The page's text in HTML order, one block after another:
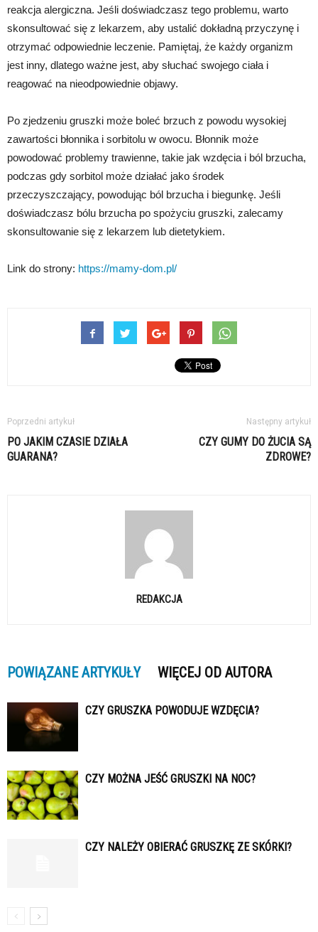
reakcja alergiczna. Jeśli doświadczasz tego problemu, warto
skonsultować się z lekarzem, aby ustalić dokładną przyczynę i
otrzymać odpowiednie leczenie. Pamiętaj, że każdy organizm
jest inny, dlatego ważne jest, aby słuchać swojego ciała i
reagować na nieodpowiednie objawy.
Po zjedzeniu gruszki może boleć brzuch z powodu wysokiej
zawartości błonnika i sorbitolu w owocu. Błonnik może
powodować problemy trawienne, takie jak wzdęcia i ból brzucha,
podczas gdy sorbitol może działać jako środek
przeczyszczający, powodując ból brzucha i biegunkę. Jeśli
doświadczasz bólu brzucha po spożyciu gruszki, zalecamy
skonsultowanie się z lekarzem lub dietetykiem.
Link do strony: https://mamy-dom.pl/
Poprzedni artykuł
PO JAKIM CZASIE DZIAŁA
GUARANA?
Następny artykuł
CZY GUMY DO ŻUCIA SĄ
ZDROWE?
REDAKCJA
POWIĄZANE ARTYKUŁY WIĘCEJ OD AUTORA
CZY GRUSZKA POWODUJE WZDĘCIA?
CZY MOŻNA JEŚĆ GRUSZKI NA NOC?
CZY NALEŻY OBIERAĆ GRUSZKĘ ZE SKÓRKI?